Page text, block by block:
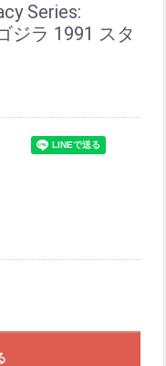
Series:
ジラ 1991 スタ